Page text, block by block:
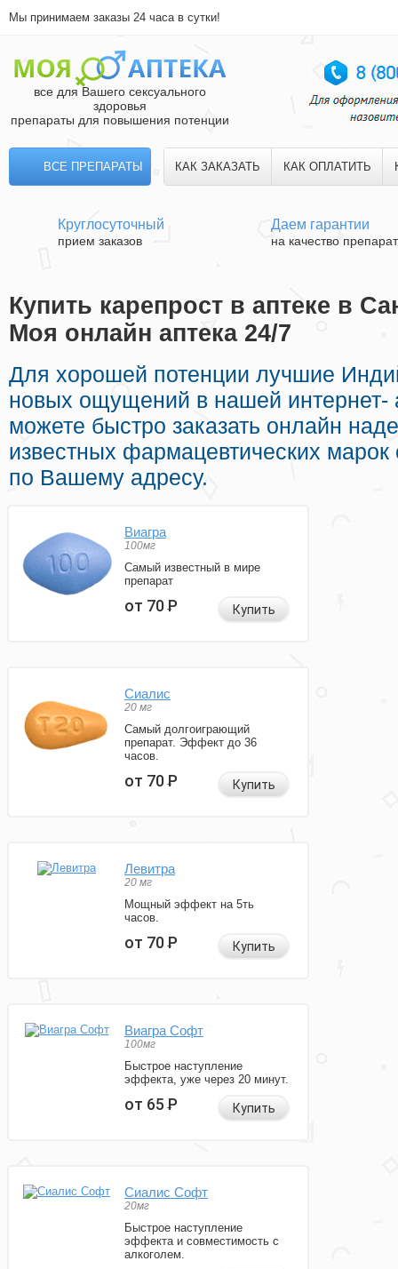
Мы принимаем заказы 24 часа в сутки!
все для Вашего сексуального
здоровья
препараты для повышения потенции
ВСЕ ПРЕПАРАТЫ КАК ЗАКАЗАТЬ КАК ОПЛАТИТЬ
Круглосуточный
прием заказов
Даем гарантии
на качество
Купить карепрост в аптеке в
Моя онлайн аптека 24/7
Для хорошей потенции лучшие
новых ощущений в нашей интернет-
можете быстро заказать онлайн
известных фармацевтических марок
по Вашему адресу.
Виагра
100мг
Самый известный в мире
препарат
от 70Р Купить
Сиалис
20 мг
Самый долгоиграющий
препарат. Эффект до 36
часов.
от 70Р Купить
Левитра
20 мг
Мощный эффект на 5ть
часов.
от 70Р Купить
Виагра Софт
100мг
Быстрое наступление
эффекта, уже через 20 минут.
от 65Р Купить
Сиалис Софт
20мг
Быстрое наступление
эффекта и совместимость с
алкоголем.